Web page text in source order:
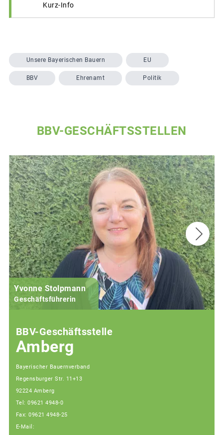
Kurz-Info
Unsere Bayerischen Bauern EU
BBV Ehrenamt Politik
BBV-GESCHÄFTSSTELLEN
Yvonne Stolpmann
Geschäftsführerin
BBV-Geschäftsstelle
Amberg
Bayerischer Bauernverband
Regensburger Str. 11+13
92224 Amberg
Tel: 09621 4948-0
Fax: 09621 4948-25
E-Mail: